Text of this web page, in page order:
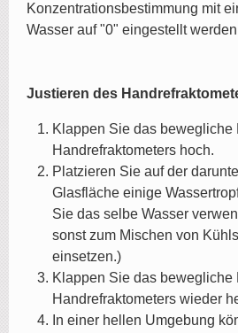
Konzentrationsbestimmung mit
Wasser auf "0" eingestellt
Justieren des
Klappen Sie das bewegliche
Handrefraktometers hoch.
Platzieren Sie auf der
Glasfläche einige
Sie das selbe Wasser
sonst zum Mischen von
einsetzen.)
Klappen Sie das bewegliche
Handrefraktometers wieder
In einer hellen Umgebung